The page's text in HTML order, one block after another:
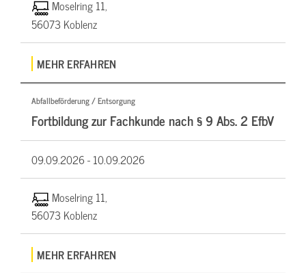
Moselring 11,
56073 Koblenz
MEHR ERFAHREN
Abfallbeförderung / Entsorgung
Fortbildung zur Fachkunde nach § 9 Abs. 2 EfbV
09.09.2026 -10.09.2026
Moselring 11,
56073 Koblenz
MEHR ERFAHREN